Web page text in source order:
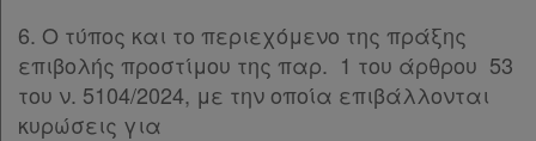
6. Ο τύπος και το περιεχόμενο της πράξης
επιβολής προστίμου της παρ. 1 του άρθρου 53
του ν. 5104/2024, με την οποία επιβάλλονται
κυρώσεις για